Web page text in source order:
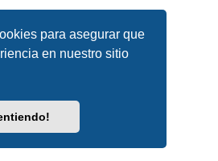
para asegurar que
en nuestro sitio